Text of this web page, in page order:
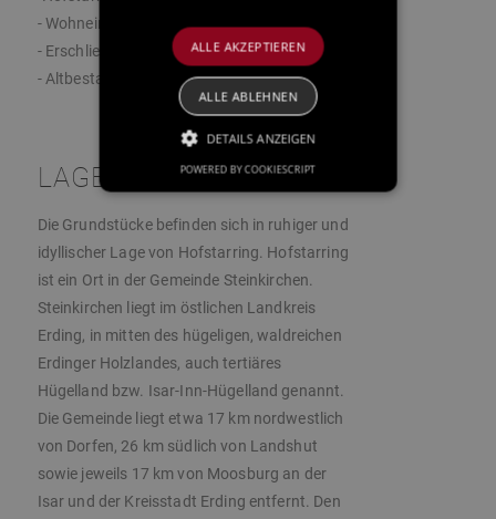
- Wohneinheiten: 1
- Erschließung: voll erschlossen
- Altbestand: nicht vorhanden
LAGE
Die Grundstücke befinden sich in ruhiger und
idyllischer Lage von Hofstarring. Hofstarring
ist ein Ort in der Gemeinde Steinkirchen.
Steinkirchen liegt im östlichen Landkreis
Erding, in mitten des hügeligen, waldreichen
Erdinger Holzlandes, auch tertiäres
Hügelland bzw. Isar-Inn-Hügelland genannt.
Die Gemeinde liegt etwa 17 km nordwestlich
von Dorfen, 26 km südlich von Landshut
sowie jeweils 17 km von Moosburg an der
Isar und der Kreisstadt Erding entfernt. Den
ALLE AKZEPTIEREN
ALLE ABLEHNEN
DETAILS ANZEIGEN
POWERED BY COOKIESCRIPT